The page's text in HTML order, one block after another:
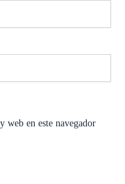
web en este navegador